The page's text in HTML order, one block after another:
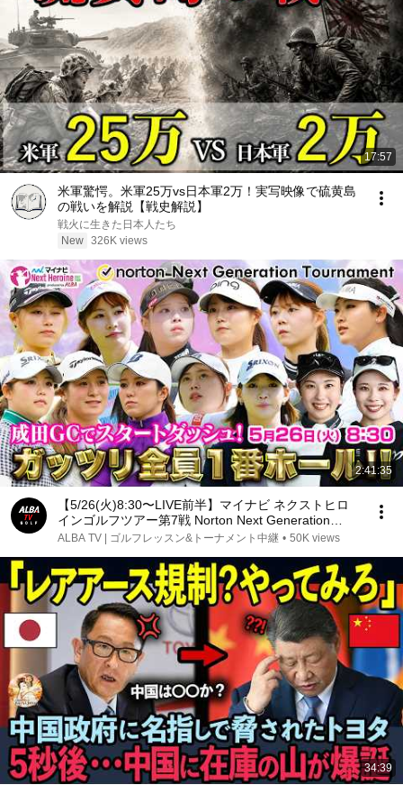
17:57
米軍驚愕。米軍25万vs日本軍2万！実写映像で硫黄島
の戦いを解説【戦史解説】
戦火に生きた日本人たち
New 326K views
2:41:35
【5/26(火)8:30〜LIVE前半】マイナビ ネクストヒロ
インゴルフツアー第7戦 Norton Next Generation
Tournament 成田GCのガッツリ全員１番ホール！！
ALBA TV | ゴルフレッスン&トーナメント中継 • 50K views
34:39